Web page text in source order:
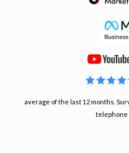
average of the last 12 months.
telephone